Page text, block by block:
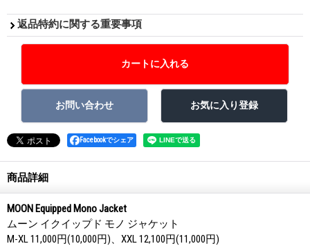
返品特約に関する重要事項
Facebookでシェア
商品詳細
MOON Equipped Mono Jacket
ムーン イクイップド モノ ジャケット
M-XL 11,000円(10,000円)、XXL 12,100円(11,000円)